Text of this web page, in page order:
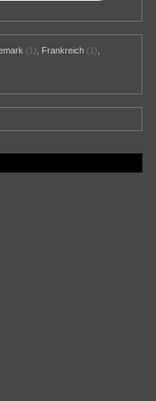
(1) Frankreich (1)